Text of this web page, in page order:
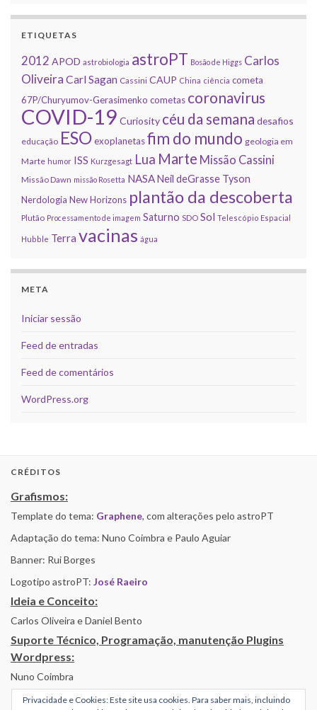
ETIQUETAS
2012 APOD astrobiologia astroPT Bosão de Higgs Carlos
Oliveira Carl Sagan Cassini CAUP China ciência cometa
67P/Churyumov-Gerasimenko cometas coronavirus
COVID-19 Curiosity céu da semana desafios
educação ESOexoplanetasfim do mundo geologia em
Marte humor ISS Kurzgesagt Lua Marte Missão Cassini
Missão Dawn missão Rosetta NASANeil deGrasse Tyson
Nerdologia New Horizons plantão da descoberta
Plutão Processamento de imagem Saturno SDO Sol Telescópio Espacial
Hubble Terra vacinas água
META
Iniciar sessão
Feed de entradas
Feed de comentários
WordPress.org
CRÉDITOS
Grafismos:
Template do tema: Graphene, com alterações pelo astroPT
Adaptação do tema: Nuno Coimbra e Paulo Aguiar
Banner: Rui Borges
Logotipo astroPT: José Raeiro
Ideia e Conceito:
Carlos Oliveira e Daniel Bento
Suporte Técnico, Programação, manutenção Plugins
Wordpress:
Nuno Coimbra
Privacidade e Cookies: Este site usa cookies. Para saber mais, incluindo